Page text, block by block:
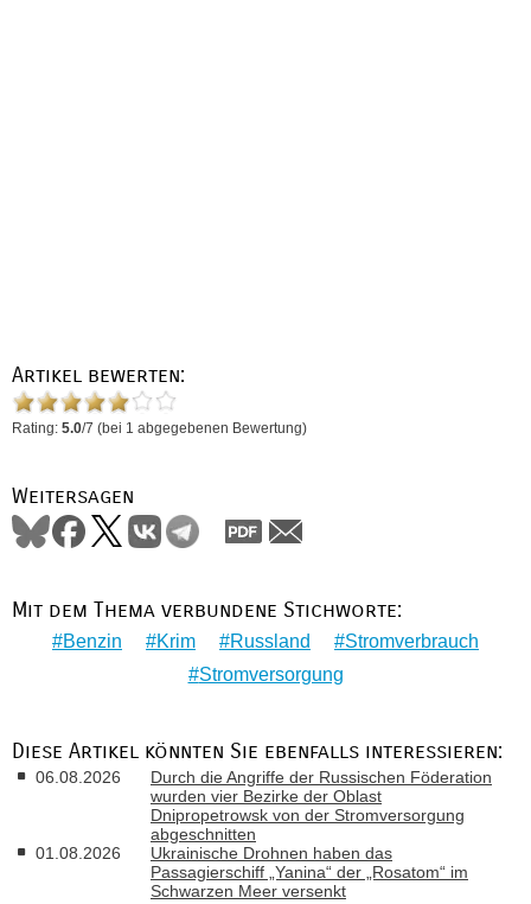
Artikel bewerten:
Rating: 5.0/7 (bei 1 abgegebenen Bewertung)
Weitersagen
Mit dem Thema verbundene Stichworte:
Benzin Krim Russland
Stromverbrauch
Stromversorgung
Diese Artikel könnten Sie ebenfalls interessieren:
06.08.2026
Durch die Angriffe der Russischen Föderation
wurden vier Bezirke der Oblast
Dnipropetrowsk von der Stromversorgung
abgeschnitten
01.08.2026
Ukrainische Drohnen haben das
Passagierschiff „Yanina“ der „Rosatom“ im
Schwarzen Meer versenkt